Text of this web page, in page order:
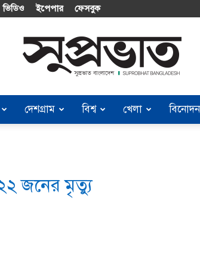
ভিডিও ইপেপার ফেসবুক
Suprobhat
দেশগ্রাম বিশ্ব খেলা বিনোদন
জনের মৃত্যু